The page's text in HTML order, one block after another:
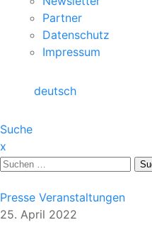
Partner
Datenschutz
Impressum
deutsch
Suche
x
Suche
Presse Veranstaltungen
25. April 2022